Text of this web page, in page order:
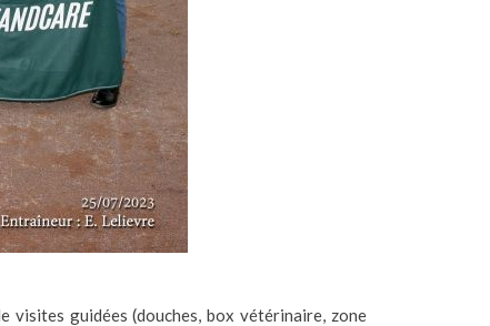
visites guidées (douches, box vétérinaire, zone